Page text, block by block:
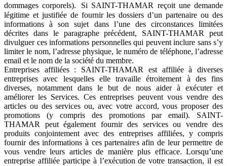
dommages corporels). Si SAINT-THAMAR reçoit une demande
légitime et justifiée de fournir les dossiers d’un partenaire ou des
informations à son sujet dans l’une des circonstances limitées
décrites dans le paragraphe précédent, SAINT-THAMAR peut
divulguer ces informations personnelles qui peuvent inclure sans s’y
limiter le nom, l’adresse physique, le numéro de téléphone, l’adresse
email et le nom de la société du membre.
Entreprises affiliées : SAINT-THAMAR est affiliée à diverses
entreprises avec lesquelles elle travaille étroitement à des fins
diverses, notamment dans le but de nous aider à exécuter et
améliorer les Services. Ces entreprises peuvent vous vendre des
articles ou des services ou, avec votre accord, vous proposer des
promotions (y compris des promotions par email). SAINT-
THAMAR peut également fournir des services ou vendre des
produits conjointement avec des entreprises affiliées, y compris
fournir des informations à ces partenaires afin de leur permettre de
vous vendre leurs articles de manière plus efficace. Lorsqu’une
entreprise affiliée participe à l’exécution de votre transaction, il est